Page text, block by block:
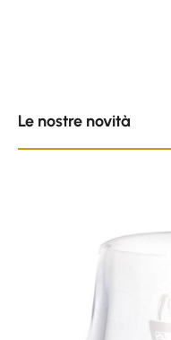
Le nostre novità